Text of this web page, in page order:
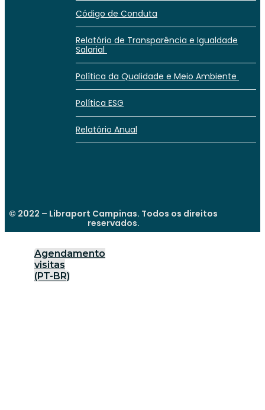
Código de Conduta
Relatório de Transparência e Igualdade
Salarial
Política da Qualidade e Meio Ambiente
Política ESG
Relatório Anual
© 2022 – Libraport Campinas. Todos os direitos
reservados.
Agendamento
visitas
(PT-BR)